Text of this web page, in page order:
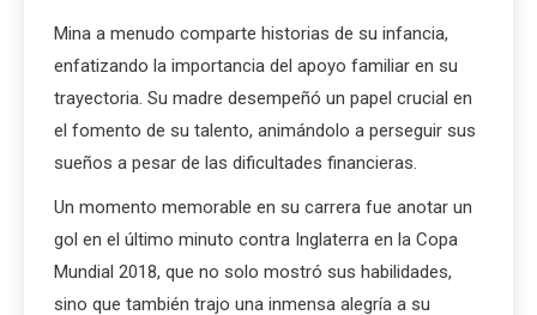
Mina a menudo comparte historias de su infancia,
enfatizando la importancia del apoyo familiar en su
trayectoria. Su madre desempeñó un papel crucial en
el fomento de su talento, animándolo a perseguir sus
sueños a pesar de las dificultades financieras.
Un momento memorable en su carrera fue anotar un
gol en el último minuto contra Inglaterra en la Copa
Mundial 2018, que no solo mostró sus habilidades,
sino que también trajo una inmensa alegría a su